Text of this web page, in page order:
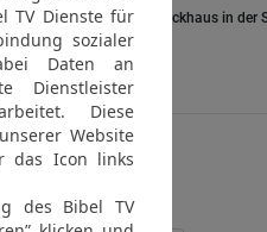
2006, © 2006 SCM R.Brockhaus in der